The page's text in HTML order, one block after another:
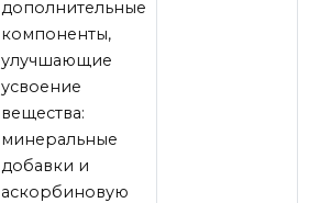
дополнительные
компоненты,
улучшающие
усвоение
вещества:
минеральные
добавки и
аскорбиновую